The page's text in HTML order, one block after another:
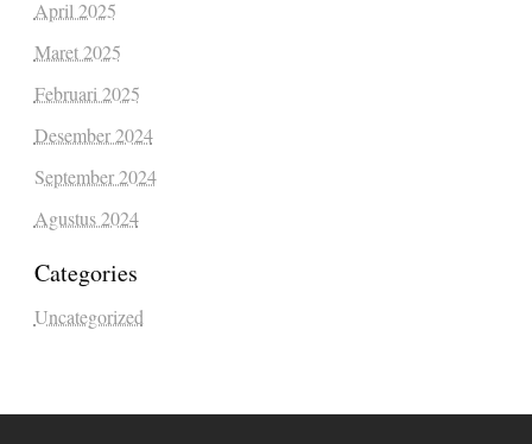
April 2025
Maret 2025
Februari 2025
Desember 2024
September 2024
Agustus 2024
Categories
Uncategorized